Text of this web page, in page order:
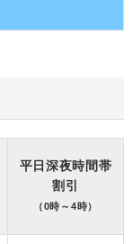
平日深夜時間帯
割引
（0時～4時）